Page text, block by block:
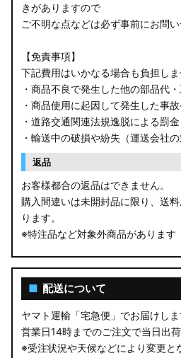
きがありますので
ご不明な点などは必ず事前にお問い
【免責事項】
下記費用はいかなる場合も負担しま
・商品不良で発生した他の部品代
・商品使用に起因して発生した事
・道路交通関連法規逸脱による罰
・輸送中の破損や紛失（運送会社の
返品
お客様都合の返品はできません。
購入間違いは未開封品に限り、送
ります。
※特注品など対象外商品があります
■ 配送について
ヤマト運輸「宅急便」でお届けしま
営業日14時までのご注文で当日出荷
※受注状況や天候などにより変更と